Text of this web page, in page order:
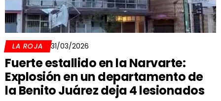
LA ROJA 31/03/2026
Fuerte estallido en la Narvarte:
Explosión en un departamento de
la Benito Juárez deja 4 lesionados